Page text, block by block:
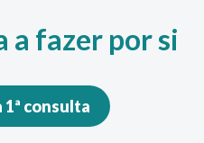
a fazer por si
1ª consulta